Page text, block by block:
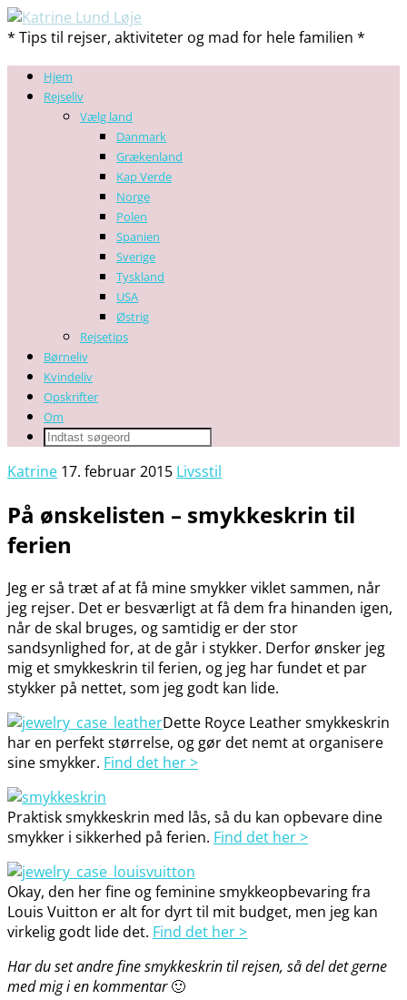
* Tips til rejser, aktiviteter og mad for hele familien *
Hjem
Rejseliv
Vælg land
Danmark
Grækenland
Kap Verde
Norge
Polen
Spanien
Sverige
Tyskland
USA
Østrig
Rejsetips
Børneliv
Kvindeliv
Opskrifter
Om
Katrine 17. februar 2015 Livsstil
På ønskelisten – smykkeskrin til
ferien
Jeg er så træt af at få mine smykker viklet sammen, når
jeg rejser. Det er besværligt at få dem fra hinanden igen,
når de skal bruges, og samtidig er der stor
sandsynlighed for, at de går i stykker. Derfor ønsker jeg
mig et smykkeskrin til ferien, og jeg har fundet et par
stykker på nettet, som jeg godt kan lide.
Dette Royce Leather smykkeskrin
har en perfekt størrelse, og gør det nemt at organisere
sine smykker. Find det her >
Praktisk smykkeskrin med lås, så du kan opbevare dine
smykker i sikkerhed på ferien. Find det her >
Okay, den her fine og feminine smykkeopbevaring fra
Louis Vuitton er alt for dyrt til mit budget, men jeg kan
virkelig godt lide det. Find det her >
Har du set andre fine smykkeskrin til rejsen, så del det gerne
med mig i en kommentar🙂